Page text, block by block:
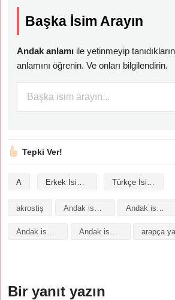
Başka İsim Arayın
Andak anlamı ile yetinmeyip
anlamını öğrenin. Ve onları bilgilendirin.
Tepki Ver!
A Erkek İsimleri Türkçe İsimler
akrostiş
Andak isminin kökeni Andak isminin numerolojisi
Bir yanıt yazın